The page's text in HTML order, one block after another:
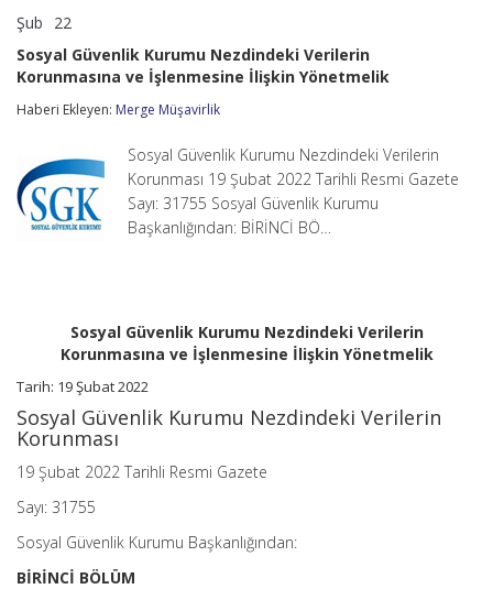
Şub 22
Kurumu
Nezdindeki
Korunmasına
İşlenmesine
İlişkin
Yönetmelik
Sosyal Güvenlik Kurumu Nezdindeki Verilerin
Korunmasına ve İşlenmesine İlişkin Yönetmelik
Haberi Ekleyen: Merge Müşavirlik
Sosyal Güvenlik Kurumu Nezdindeki Verilerin
Korunması 19 Şubat 2022 Tarihli Resmi Gazete
Sayı: 31755 Sosyal Güvenlik Kurumu
Başkanlığından: BİRİNCİ BÖ…
Sosyal Güvenlik Kurumu Nezdindeki Verilerin
Korunmasına ve İşlenmesine İlişkin Yönetmelik
Tarih: 19 Şubat 2022
Sosyal Güvenlik Kurumu Nezdindeki Verilerin
Korunması
19 Şubat 2022 Tarihli Resmi Gazete
Sayı: 31755
Sosyal Güvenlik Kurumu Başkanlığından:
BİRİNCİ BÖLÜM